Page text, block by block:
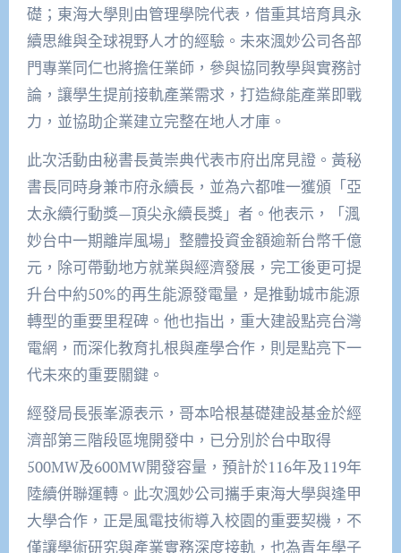
礎；東海大學則由管理學院代表，借重其培育具永
續思維與全球視野人才的經驗。未來渢妙公司各部
門專業同仁也將擔任業師，參與協同教學與實務討
論，讓學生提前接軌產業需求，打造綠能產業即戰
力，並協助企業建立完整在地人才庫。
此次活動由秘書長黃崇典代表市府出席見證。黃秘
書長同時身兼市府永續長，並為六都唯一獲頒「亞
太永續行動獎—頂尖永續長獎」者。他表示，「渢
妙台中一期離岸風場」整體投資金額逾新台幣千億
元，除可帶動地方就業與經濟發展，完工後更可提
升台中約50%的再生能源發電量，是推動城市能源
轉型的重要里程碑。他也指出，重大建設點亮台灣
電網，而深化教育扎根與產學合作，則是點亮下一
代未來的重要關鍵。
經發局長張峯源表示，哥本哈根基礎建設基金於經
濟部第三階段區塊開發中，已分別於台中取得
500MW及600MW開發容量，預計於116年及119年
陸續併聯運轉。此次渢妙公司攜手東海大學與逢甲
大學合作，正是風電技術導入校園的重要契機，不
僅讓學術研究與產業實務深度接軌，也為青年學子